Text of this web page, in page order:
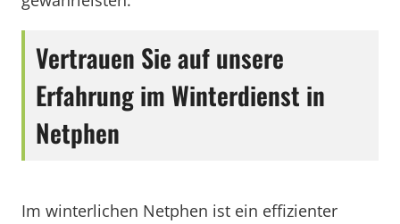
Vertrauen Sie auf unsere
Erfahrung im Winterdienst in
Netphen
Im winterlichen Netphen ist ein effizienter